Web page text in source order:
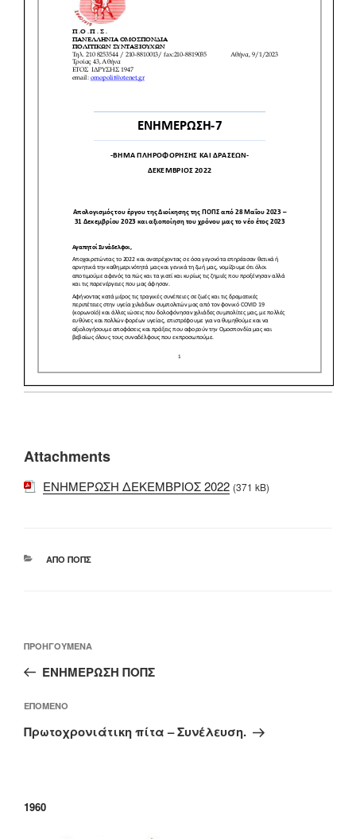
Attachments
ΕΝΗΜΕΡΩΣΗ ΔΕΚΕΜΒΡΙΟΣ 2022 (371 kB)
ΚΑΤΗΓΟΡΊΕΣ
ΑΠΌ ΠΟΠΣ
άρθρων
Προηγούμενο
άρθρο
ΠΡΟΗΓΟΎΜΕΝΑ
ΕΝΗΜΕΡΩΣΗ ΠΟΠΣ
Επόμενο
άρθρο
ΕΠΌΜΕΝΟ
Πρωτοχρονιάτικη πίτα – Συνέλευση.
1960